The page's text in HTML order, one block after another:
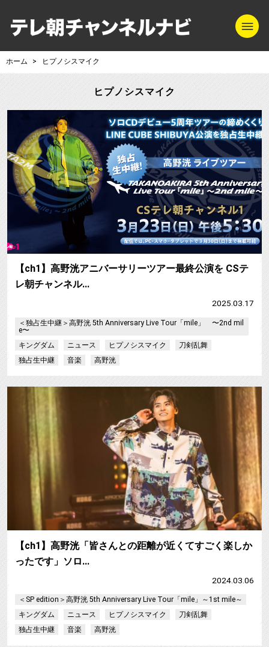
テレ朝チャンネ
ホーム ヒプノシスマイク
ヒプノシスマイク
【ch1】高野洸アニバーサリーツアー最終公演を CSテ
レ朝チャンネル…
2025.03.17
＜独占生中継＞高野洸 5th Anniversary Live Tour「mile」 〜2nd mil
e〜
キングダム
ニュース ヒプノシスマイク
刀剣乱舞
独占生中継
音楽 高野洸
【ch1】高野洸「皆さんとの距離が近くてすごく楽しか
ったです」ソロ…
2024.03.06
＜SP edition＞高野洸 5th Anniversary Live Tour「mile」～1st mile～
キングダム
ニュース ヒプノシスマイク
刀剣乱舞
独占生中継
音楽 高野洸